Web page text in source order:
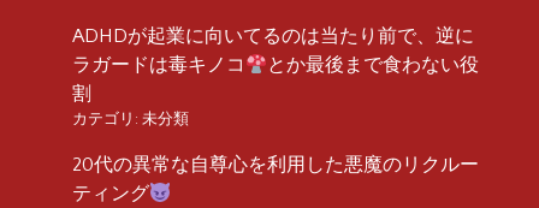
ADHDが起業に向いてるのは当たり前で、逆に
ラガードは毒キノコ
とか最後まで食わない役
割
カテゴリ: 未分類
20代の異常な自尊心を利用した悪魔のリクルー
ティング